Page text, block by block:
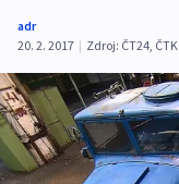
adr
20. 2. 2017 | Zdroj: ČT24, ČTK